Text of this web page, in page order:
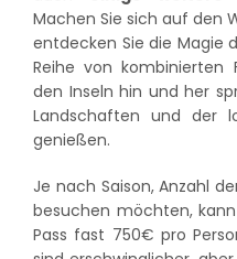
Machen Sie sich auf den
entdecken Sie die Magie
Reihe von kombinierten
den Inseln hin und her
Landschaften und der
genießen.
Je nach Saison, Anzahl
besuchen möchten,
Pass fast 750€ pro